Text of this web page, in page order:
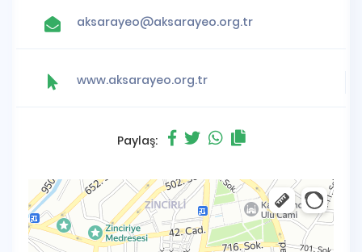
aksarayeo@aksarayeo.org.tr
www.aksarayeo.org.tr
Paylaş: